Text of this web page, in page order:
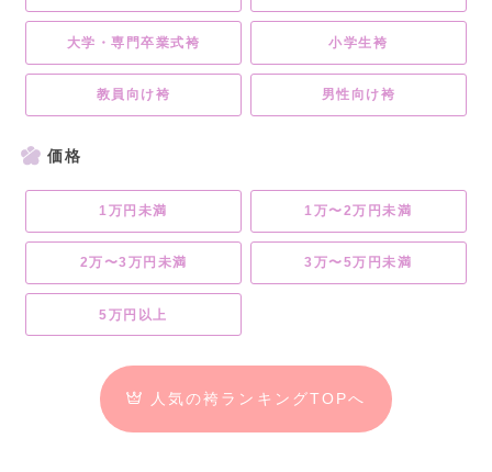
大学・専門卒業式袴 小学生袴
教員向け袴 男性向け袴
価格
1万円未満 1万〜2万円未満
2万〜3万円未満 3万〜5万円未満
5万円以上
人気の袴ランキングTOPへ